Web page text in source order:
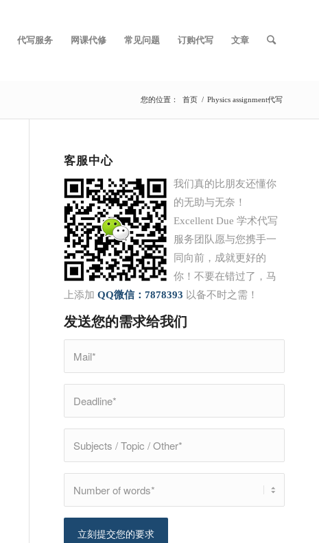
代写服务 网课代修 常见问题 订购代写 文章
您的位置： 首页 / Physics assignment代写
客服中心
我们真的比朋友还懂你
的无助与无奈！
Excellent Due 学术代写
服务团队愿与您携手一
同向前，成就更好的
你！不要在错过了，马
上添加 QQ微信：7878393 以备不时之需！
发送您的需求给我们